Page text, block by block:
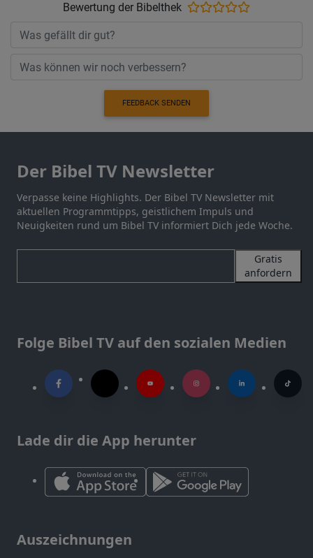
Bewertung der Bibelthek
FEEDBACK SENDEN
Der Bibel TV Newsletter
Verpasse keine Highlights. Der Bibel TV Newsletter mit
aktuellen Programmtipps, geistlichem Impuls und
Neuigkeiten rund um Bibel TV informiert Dich jede Woche.
Gratis
anfordern
Folge Bibel TV auf den sozialen Medien
Lade dir die App herunter
Auszeichnungen